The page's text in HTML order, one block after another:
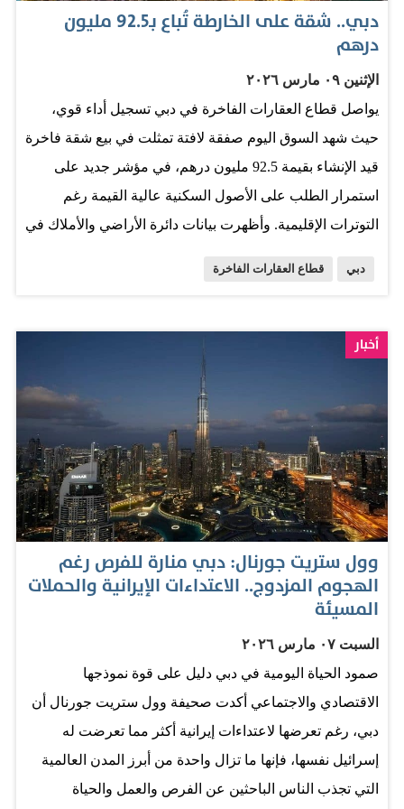
التزام دبي المستمر بتقديم نموذج عالمي في إدارة المدن،
حيث تجمع بين التطور العمراني والحفاظ على البيئة والمظهر
الجمالي، ما يعزز مكانتها ضمن أفضل المدن العالمية من حيث
جودة الحياة والخدمات البلدية. المصدر: البيان
دبي.. شقة على الخارطة تُباع بـ92.5 مليون
درهم
الإثنين ٠٩ مارس ٢٠٢٦
يواصل قطاع العقارات الفاخرة في دبي تسجيل أداء قوي،
حيث شهد السوق اليوم صفقة لافتة تمثلت في بيع شقة فاخرة
قيد الإنشاء بقيمة 92.5 مليون درهم، في مؤشر جديد على
استمرار الطلب على الأصول السكنية عالية القيمة رغم
التوترات الإقليمية. وأظهرت بيانات دائرة الأراضي والأملاك في
اهتمام المستثمرين بالعقارات الفاخرة في الإمارة، ولا سيما
المشاريع المميزة في الواجهات البحرية والمواقع الأكثر طلباً.
وفي سياق متصل، بلغت قيمة المبيعات العقارية في مستهل
تعاملات اليوم الاثنين نحو 1.8 مليار درهم نتجت عن 476
صفقة، ما يؤكد استمرار الزخم في سوق دبي العقاري وتواصل
نشاطه القوي.
دبي قطاع العقارات الفاخرة
أخبار
وول ستريت جورنال: دبي منارة للفرص رغم
الهجوم المزدوج.. الاعتداءات الإيرانية والحملات
المسيئة
السبت ٠٧ مارس ٢٠٢٦
صمود الحياة اليومية في دبي دليل على قوة نموذجها
الاقتصادي والاجتماعي أكدت صحيفة وول ستريت جورنال أن
دبي، رغم تعرضها لاعتداءات إيرانية أكثر مما تعرضت له
إسرائيل نفسها، فإنها ما تزال واحدة من أبرز المدن العالمية
التي تجذب الناس الباحثين عن الفرص والعمل والحياة